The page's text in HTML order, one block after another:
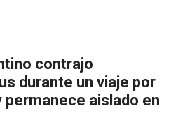
contrajo
durante un viaje por
permanece aislado en